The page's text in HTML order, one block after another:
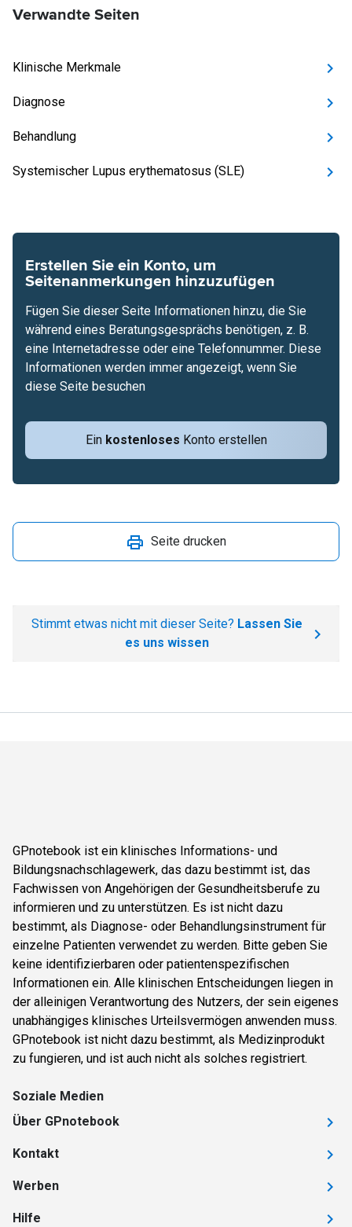
Verwandte Seiten
Klinische Merkmale
Diagnose
Behandlung
Systemischer Lupus erythematosus (SLE)
Erstellen Sie ein Konto, um
Seitenanmerkungen hinzuzufügen
Ein kostenloses Konto erstellen
Fügen Sie dieser Seite Informationen hinzu, die Sie
während eines Beratungsgesprächs benötigen, z. B.
eine Internetadresse oder eine Telefonnummer. Diese
Informationen werden immer angezeigt, wenn Sie
diese Seite besuchen
Seite drucken
Stimmt etwas nicht mit dieser Seite? Lassen Sie
es uns wissen
GPnotebook ist ein klinisches Informations- und
Bildungsnachschlagewerk, das dazu bestimmt ist, das
Fachwissen von Angehörigen der Gesundheitsberufe zu
informieren und zu unterstützen. Es ist nicht dazu
bestimmt, als Diagnose- oder Behandlungsinstrument für
einzelne Patienten verwendet zu werden. Bitte geben Sie
keine identifizierbaren oder patientenspezifischen
Informationen ein. Alle klinischen Entscheidungen liegen in
der alleinigen Verantwortung des Nutzers, der sein eigenes
unabhängiges klinisches Urteilsvermögen anwenden muss.
GPnotebook ist nicht dazu bestimmt, als Medizinprodukt
zu fungieren, und ist auch nicht als solches registriert.
Soziale Medien
Über GPnotebook
Kontakt
Werben
Hilfe